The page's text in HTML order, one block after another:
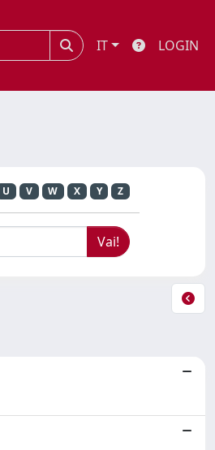
IT LOGIN
U V W X Y Z